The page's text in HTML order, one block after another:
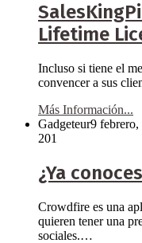
Lifetime
Incluso si tiene el
convencer a sus
Más Información...
Gadgeteur9 febrero,
201
¿Ya
Crowdfire es una
quieren tener una
sociales.…